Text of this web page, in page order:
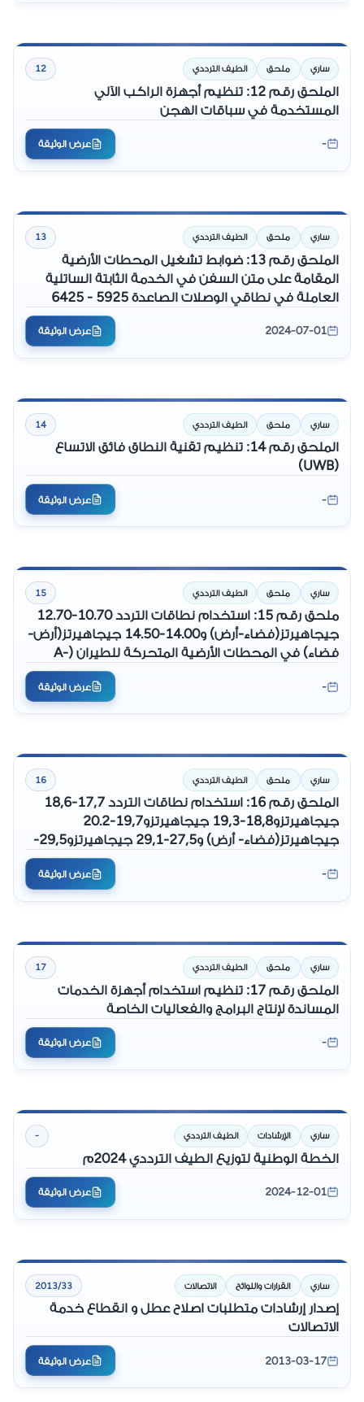
ساري ملحق الطيف الترددي 12
الملحق رقم 12: تنظيم أجهزة الراكب الآلي
المستخدمة في سباقات الهجن
- عرض الوثيقة
ساري ملحق الطيف الترددي 13
الملحق رقم 13: ضوابط تشغيل المحطات الأرضية
المقامة على متن السفن في الخدمة الثابتة الساتلية
العاملة في نطاقي الوصلات الصاعدة 5925 - 6425
MHz و 14 - 14.5 GHz، ونطاقي الوصلات الهابطة 3700
- 4200 MHz و 10.7 - 12.75 GHz 2024-07-01 عرض الوثيقة
ساري ملحق الطيف الترددي 14
الملحق رقم 14: تنظيم تقنية النطاق فائق الاتساع
(UWB)
- عرض الوثيقة
ساري ملحق الطيف الترددي 15
ملحق رقم 15: استخدام نطاقات التردد 10.70-12.70
جيجاهيرتز(فضاء-أرض) و14.00-14.50 جيجاهيرتز(أرض-
فضاء) في المحطات الأرضية المتحركة للطيران (A-
- عرض الوثيقة
ساري ملحق الطيف الترددي 16
الملحق رقم 16: استخدام نطاقات التردد 17,7-18,6
جيجاهيرتزو18,8-19,3 جيجاهيرتزو19,7-20.2
جيجاهيرتز(فضاء- أرض) و27,5-29,1 جيجاهيرتزو29,5-
30 جيجاهيرتز (أرض-فضاء) في المحطات الأرضية
المتحركة للطيران (A-ESIM) والمحطات الأرضية
- عرض الوثيقة
ساري ملحق الطيف الترددي 17
الملحق رقم 17: تنظيم استخدام أجهزة الخدمات
المساندة لإنتاج البرامج والفعاليات الخاصة
- عرض الوثيقة
ساري الإرشادات الطيف الترددي -
الخطة الوطنية لتوزيع الطيف الترددي 2024م
2024-12-01 عرض الوثيقة
ساري القرارات واللوائح الاتصالات 2013/33
إصدار إرشادات متطلبات اصلاح عطل و انقطاع خدمة
الاتصالات
2013-03-17 عرض الوثيقة